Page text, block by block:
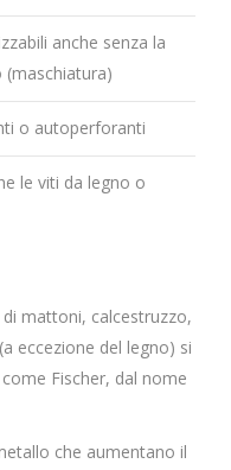
anche senza la
o autoperforanti
le viti da legno o
mattoni, calcestruzzo,
eccezione del legno) si
Fischer, dal nome
che aumentano il